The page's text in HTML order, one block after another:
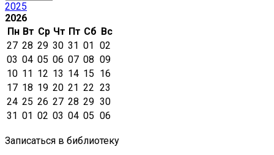
2025
2026
Пн Вт Ср Чт Пт Сб Вс
27 28 29 30 31 01 02
03 04 05 06 07 08 09
10 11 12 13 14 15 16
17 18 19 20 21 22 23
24 25 26 27 28 29 30
31 01 02 03 04 05 06
Записаться в библиотеку